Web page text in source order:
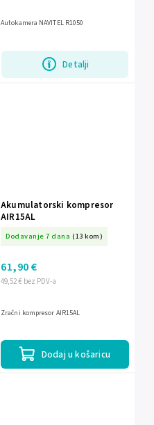
Detalji
Autokamera NAVITEL R1050
Akumulatorski kompresor
AIR15AL
Dodavanje 7 dana (13 kom)
49,52 € bez PDV-a
61,90 €
Dodaj u košaricu
Zračni kompresor AIR15AL